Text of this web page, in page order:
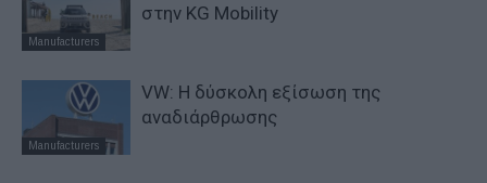
Manufacturers
στην KG Mobility
Manufacturers
VW: Η δύσκολη εξίσωση της
αναδιάρθρωσης